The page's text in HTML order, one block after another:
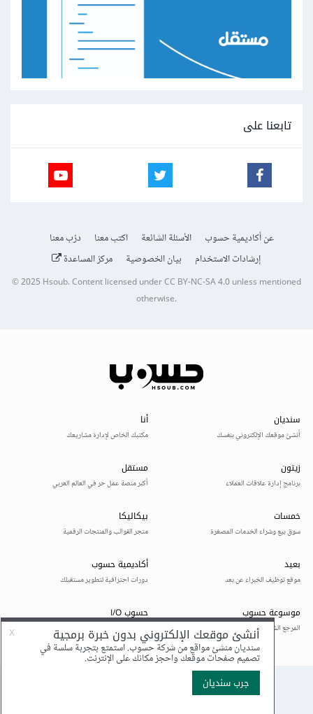
تابعنا على
عن أكاديمية حسوب الأسئلة الشائعة اكتب معنا
درّب معنا
إرشادات الاستخدام
بيان الخصوصية مركز المساعدة
© 2025Hsoub.Content licensed underCC BY-NC-SA 4.0unless mentioned
otherwise.